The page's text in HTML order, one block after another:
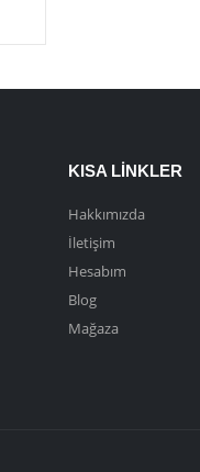
KISA LINKLER
Hakkımızda
İletişim
Hesabım
Blog
Mağaza